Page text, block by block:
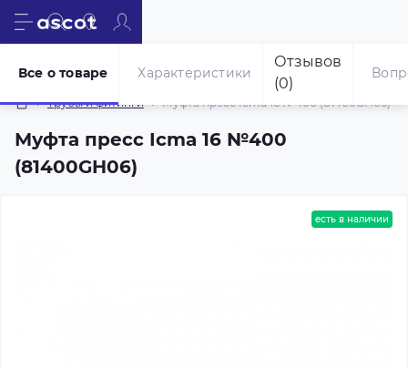
Трубы и фитинги Муфта пресс Icma 16 №400 (81400GH06)
Муфта пресс Icma 16 №400
(81400GH06)
Все о товаре Характеристики
Отзывов
(0)
есть в наличии